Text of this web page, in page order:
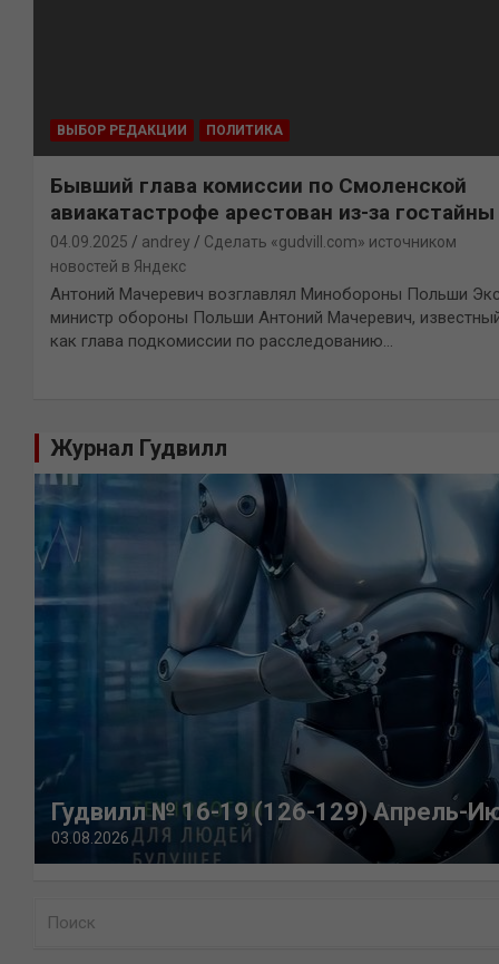
ВЫБОР РЕДАКЦИИ ПОЛИТИКА
Бывший глава комиссии по Смоленской
авиакатастрофе арестован из-за гостайны
04.09.2025 andrey
Сделать «gudvill.com» источником
новостей в Яндекс
Антоний Мачеревич возглавлял Минобороны Польши
министр обороны Польши Антоний Мачеревич,
как глава подкомиссии по расследованию…
Журнал Гудвилл
Гудвилл № 16-19 (126-129) Апрель-
03.08.2026